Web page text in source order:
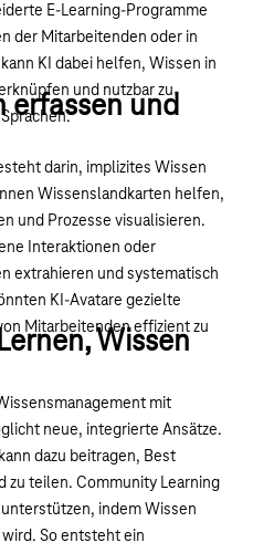
E-Learning-Programme
der Mitarbeitenden oder in
KI dabei helfen, Wissen in
und nutzbar zu
erfassen und
darin, implizites Wissen
Wissenslandkarten helfen,
und Prozesse visualisieren.
Interaktionen oder
extrahieren und systematisch
KI-Avatare gezielte
Mitarbeitenden effizient zu
Wissen
mit
neue, integrierte Ansätze.
dazu beitragen, Best
zu teilen. Community Learning
indem Wissen
So entsteht ein